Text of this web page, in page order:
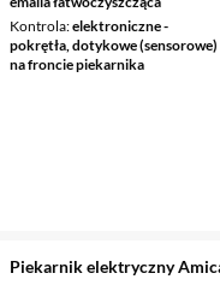
Kontrola elektroniczne -
pokrętła, dotykowe (sensorowe)
na froncie piekarnika
Piekarnik elektryczny